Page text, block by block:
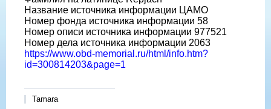
Название источника информации ЦАМО
Номер фонда источника информации 58
Номер описи источника информации 977521
Номер дела источника информации 2063
https://www.obd-memorial.ru/html/info.htm?
id=300814203&page=1
Tamara